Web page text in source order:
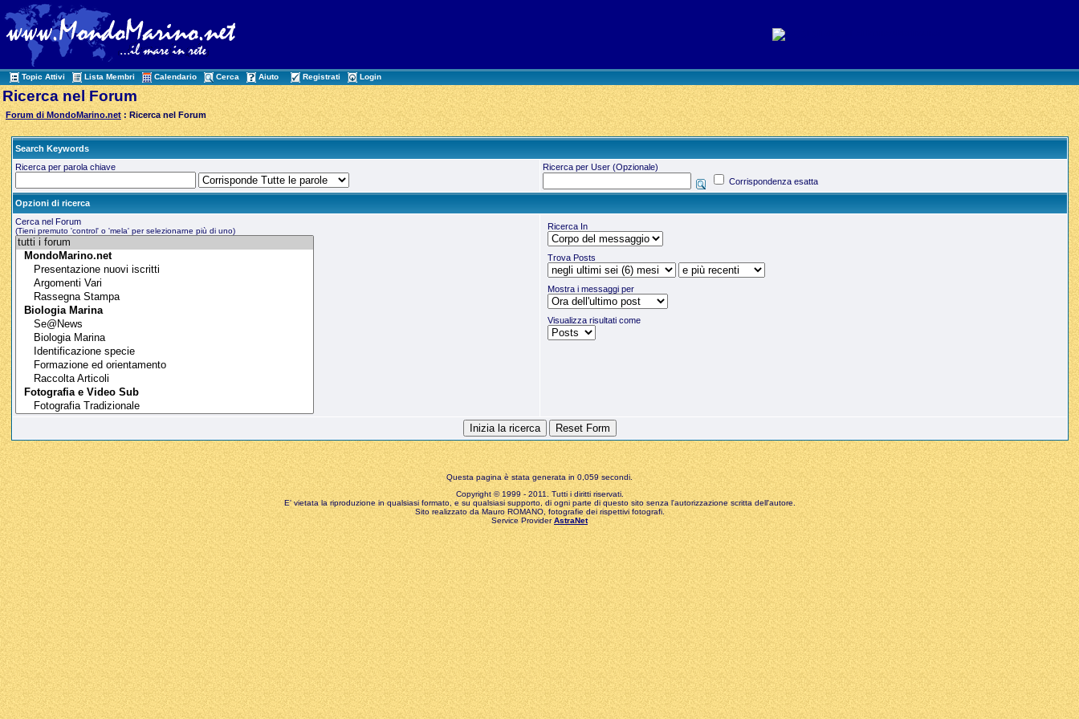
Topic Attivi Lista Membri Calendario Cerca Aiuto Registrati Login
Ricerca nel Forum
Forum di MondoMarino.net : Ricerca nel Forum
Search Keywords
Ricerca per parola chiave
Ricerca per User (Opzionale)
Corrispondenza esatta
Opzioni di ricerca
Cerca nel Forum
(Tieni premuto 'control' o 'mela' per selezionarne più di uno) Ricerca In
Trova Posts
Mostra i messaggi per
Visualizza risultati come
Questa pagina è stata generata in 0,059 secondi.
Copyright © 1999 - 2011. Tutti i diritti riservati.
E' vietata la riproduzione in qualsiasi formato, e su qualsiasi supporto, di ogni parte di questo sito senza l'autorizzazione scritta dell'autore.
Sito realizzato da Mauro ROMANO, fotografie dei rispettivi fotografi.
Service ProviderAstraNet